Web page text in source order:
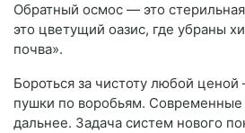
Обратный осмос — это
это цветущий оазис, где убраны
почва».
Бороться за чистоту любой ценой
пушки по воробьям.
дальнее. Задача систем нового